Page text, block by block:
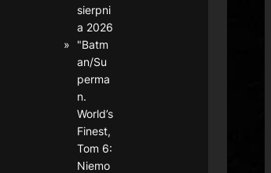
sierpni
a 2026
"Batm
an/Su
perma
n.
World’s
Finest,
Tom 6:
Niemo